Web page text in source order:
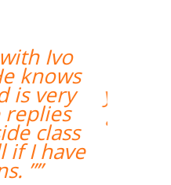
is
with
Cris is a
for me;
is very
for